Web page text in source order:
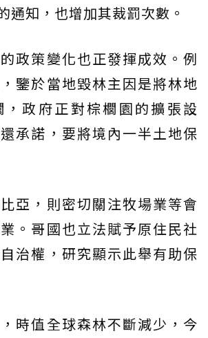
通知，也增加其裁罰次數。
政策變化也正發揮成效。例
鑒於當地毀林主因是將林地
，政府正對棕櫚園的擴張設
承諾，要將境內一半土地保
亞，則密切關注牧場業等會
。哥國也立法賦予原住民社
治權，研究顯示此舉有助保
時值全球森林不斷減少，今